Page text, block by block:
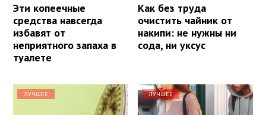
Эти копеечные
средства навсегда
избавят от
неприятного запаха в
туалете
Как без труда
очистить чайник от
накипи: не нужны ни
сода, ни уксус
ЛУЧШЕЕ ЛУЧШЕЕ